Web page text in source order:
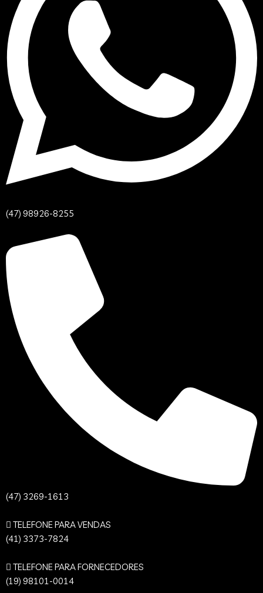
(47) 98926-8255
(47) 3269-1613
TELEFONE PARA VENDAS
(41) 3373-7824
TELEFONE PARA FORNECEDORES
(19) 98101-0014